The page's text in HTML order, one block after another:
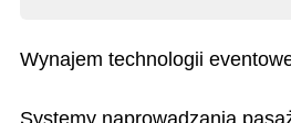
Wynajem technologii